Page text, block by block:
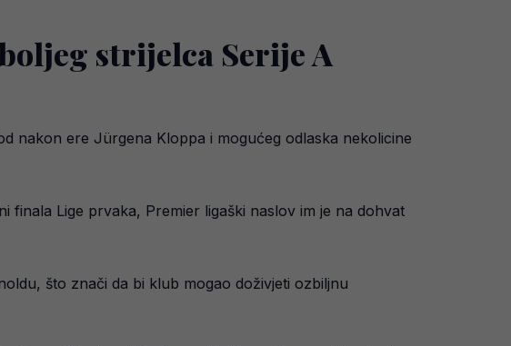
strijelca Serije A
nakon ere Jürgena Kloppa i mogućeg odlaska nekolicine
Lige prvaka, Premier ligaški naslov im je na dohvat
što znači da bi klub mogao doživjeti ozbiljnu